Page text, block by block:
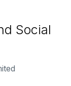
Social